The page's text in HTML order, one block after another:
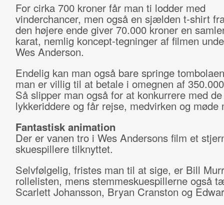
For cirka 700 kroner får man ti lodder med
vinderchancer, men også en sjælden t-shirt
den højere ende giver 70.000 kroner en
karat, nemlig koncept-tegninger af filmen
Wes Anderson.
Endelig kan man også bare springe
man er villig til at betale i omegnen af
Så slipper man også for at konkurrere med
lykkeriddere og får rejse, medvirken og møde
Fantastisk animation
Der er vanen tro i Wes Andersons film et
skuespillere tilknyttet.
Selvfølgelig, fristes man til at sige, er Bill
rollelisten, mens stemmeskuespillerne også
Scarlett Johansson, Bryan Cranston og